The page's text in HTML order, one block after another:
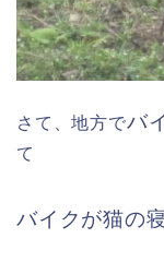
さて、地方でバ
て
バイクが猫の